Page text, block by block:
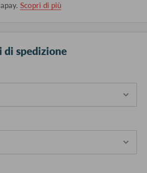
Scopri di più
di spedizione